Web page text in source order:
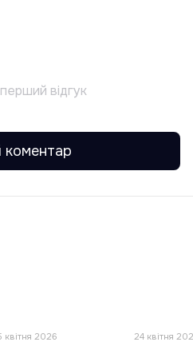
відгук
коментар
квітня 2026 24 квітня